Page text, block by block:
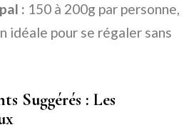
: 150 à 200g par personne,
idéale pour se régaler sans
Suggérés : Les